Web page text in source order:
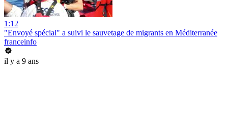
1:12
"Envoyé spécial" a suivi le sauvetage de migrants en Méditerranée
franceinfo
il y a 9 ans